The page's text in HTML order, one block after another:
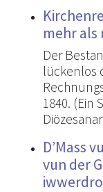
mehr als
Der
lückenlos
1840. (Ein
D’Mass
vun der